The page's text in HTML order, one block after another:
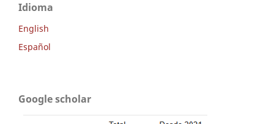
Idioma
English
Español
Google scholar